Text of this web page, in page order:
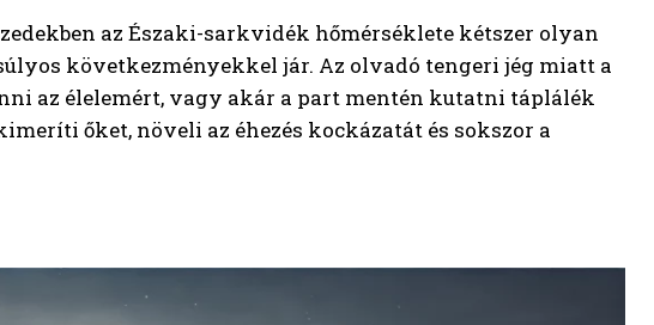
az Északi-sarkvidék hőmérséklete kétszer olyan
következményekkel jár. Az olvadó tengeri jég miatt a
az élelemért, vagy akár a part mentén kutatni táplálék
őket, növeli az éhezés kockázatát és sokszor a